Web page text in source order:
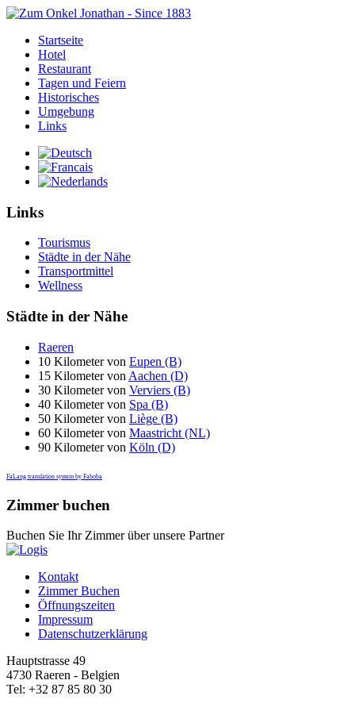
Startseite
Hotel
Restaurant
Tagen und Feiern
Historisches
Umgebung
Links
Links
Tourismus
Städte in der Nähe
Transportmittel
Wellness
Städte in der Nähe
Raeren
10 Kilometer von Eupen (B)
15 Kilometer von Aachen (D)
30 Kilometer von Verviers (B)
40 Kilometer von Spa (B)
50 Kilometer von Liège (B)
60 Kilometer von Maastricht (NL)
90 Kilometer von Köln (D)
FaLang translation system by Faboba
Zimmer buchen
Buchen Sie Ihr Zimmer über unsere Partner
Kontakt
Zimmer Buchen
Öffnungszeiten
Impressum
Datenschutzerklärung
Hauptstrasse 49
4730 Raeren - Belgien
Tel: +32 87 85 80 30